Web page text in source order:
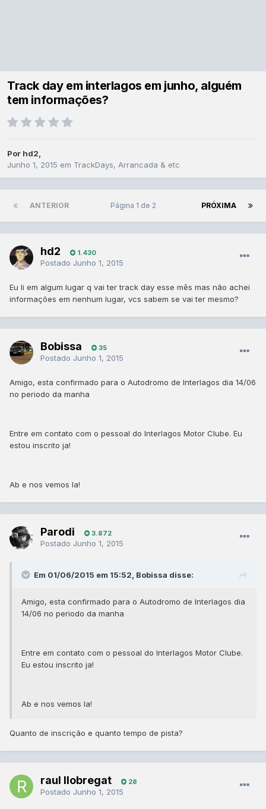
Track day em interlagos em junho, alguém
tem informações?
Por hd2,
Junho 1, 2015 em TrackDays, Arrancada & etc
ANTERIOR PRÓXIMA
Página 1 de 2
hd2 1.430
Postado Junho 1, 2015
Eu li em algum lugar q vai ter track day esse mês mas não achei
informações em nenhum lugar, vcs sabem se vai ter mesmo?
Bobissa 35
Postado Junho 1, 2015
Amigo, esta confirmado para o Autodromo de Interlagos dia 14/06
no periodo da manha
Entre em contato com o pessoal do Interlagos Motor Clube. Eu
estou inscrito ja!
Ab e nos vemos la!
Parodi 3.872
Postado Junho 1, 2015
Em 01/06/2015 em 15:52, Bobissa disse:
Amigo, esta confirmado para o Autodromo de Interlagos dia
14/06 no periodo da manha
Entre em contato com o pessoal do Interlagos Motor Clube.
Eu estou inscrito ja!
Ab e nos vemos la!
​Quanto de inscrição e quanto tempo de pista?
raul llobregat 28
Postado Junho 1, 2015